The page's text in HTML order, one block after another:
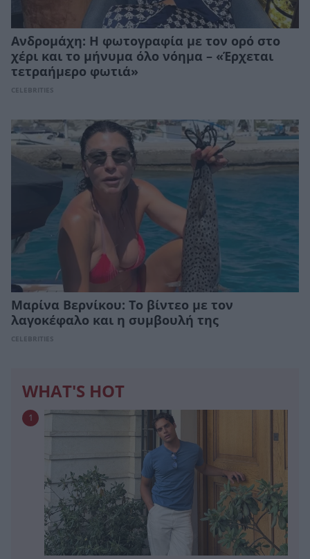
Ανδρομάχη: Η φωτογραφία με τον ορό στο
χέρι και το μήνυμα όλο νόημα – «Έρχεται
τετραήμερο φωτιά»
CELEBRITIES
Μαρίνα Βερνίκου: Το βίντεο με τον
λαγοκέφαλο και η συμβουλή της
CELEBRITIES
WHAT'S HOT
1